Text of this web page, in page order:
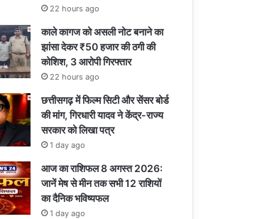
22 hours ago
काले कागज को असली नोट बनाने का
झांसा देकर ₹50 हजार की ठगी की
कोशिश, 3 आरोपी गिरफ्तार
22 hours ago
छत्तीसगढ़ में फिल्म सिटी और सेंसर बोर्ड
की मांग, गिरधारी यादव ने केंद्र-राज्य
सरकार को लिखा पत्र
1 day ago
आज का राशिफल 8 अगस्त 2026:
जानें मेष से मीन तक सभी 12 राशियों
का दैनिक भविष्यफल
1 day ago